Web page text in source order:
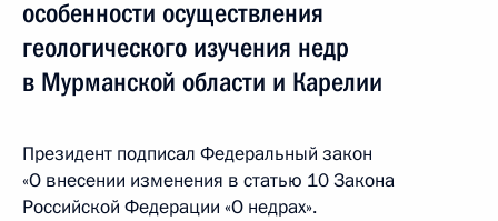
особенности осуществления
геологического изучения недр
в Мурманской области и Карелии
Президент подписал Федеральный закон
«О внесении изменения в статью 10 Закона
Российской Федерации «О недрах».